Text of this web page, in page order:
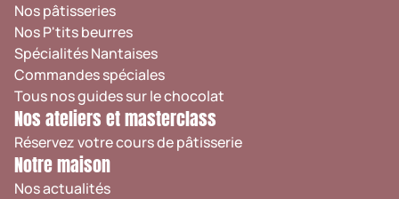
Nos pâtisseries
Nos P'tits beurres
Spécialités Nantaises
Commandes spéciales
Tous nos guides sur le chocolat
Nos ateliers et masterclass
Réservez votre cours de pâtisserie
Notre maison
Nos actualités